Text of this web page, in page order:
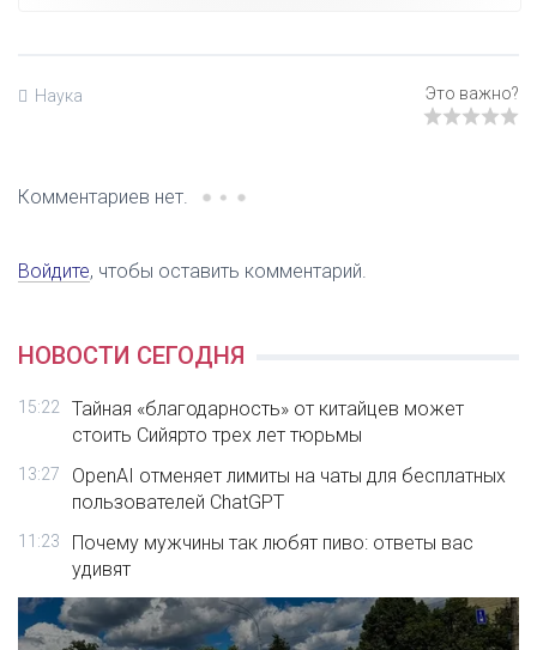
Наука
Комментариев нет.
Войдите, чтобы оставить комментарий.
НОВОСТИ СЕГОДНЯ
15:22
Тайная «благодарность» от китайцев может
стоить Сийярто трех лет тюрьмы
13:27
OpenAI отменяет лимиты на чаты для бесплатных
пользователей ChatGPT
11:23
Почему мужчины так любят пиво: ответы вас
удивят